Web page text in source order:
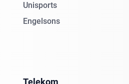
Unisports
Engelsons
Telekom